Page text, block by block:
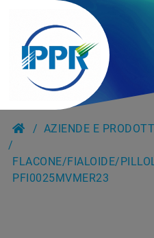
AZIENDE E
FLACONE/FIALOIDE/
PFI0025MVMER23